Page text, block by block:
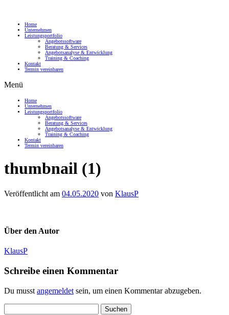
Home
Unternehmen
Leistungsportfolio
Angebotssoftware
Beratung & Services
Angebotsanalyse & Entwicklung
Training & Coaching
Kontakt
Termin vereinbaren
Menü
Home
Unternehmen
Leistungsportfolio
Angebotssoftware
Beratung & Services
Angebotsanalyse & Entwicklung
Training & Coaching
Kontakt
Termin vereinbaren
thumbnail (1)
Veröffentlicht am 04.05.2020 von KlausP
Über den Autor
KlausP
Schreibe einen Kommentar
Du musst angemeldet sein, um einen Kommentar abzugeben.